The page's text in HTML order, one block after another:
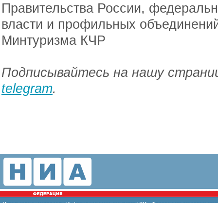
Правительства России,
власти и профильных
Минтуризма КЧР
Подписывайтесь на нашу
telegram.